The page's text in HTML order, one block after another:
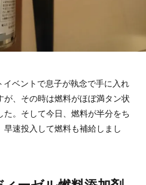
ベントで息子が執念で手に入れ
、その時は燃料がほぼ満タン状
。そして今日、燃料が半分をち
早速投入して燃料も補給しまし